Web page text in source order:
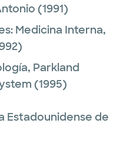
(1991)
Medicina Interna,
Parkland
(1995)
Estadounidense de